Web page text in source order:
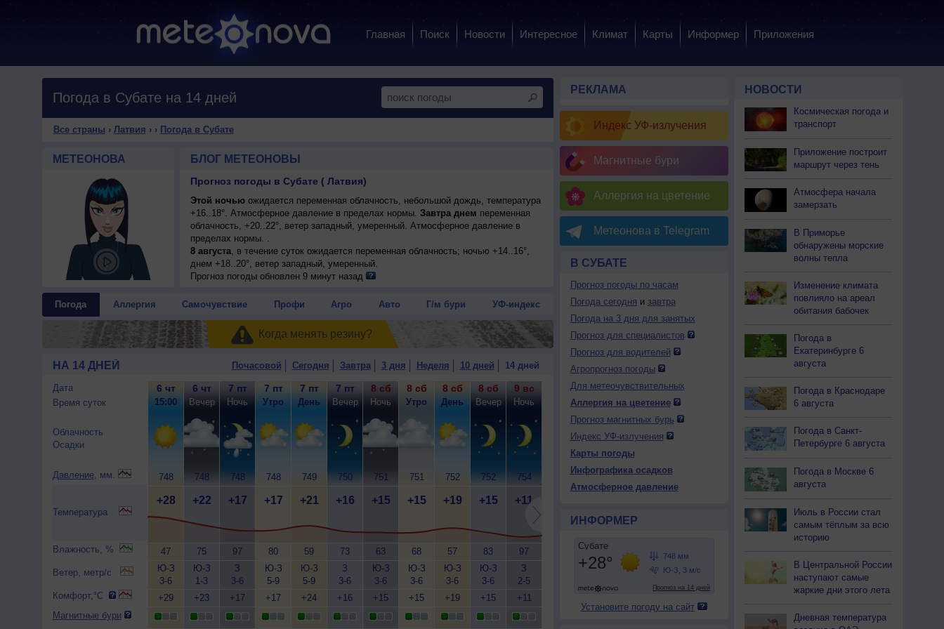
Главная Поиск Новости Интересное Климат Карты Информер Приложения
Погода в Субате на 14 дней
Все страны › Латвия › › Погода в Субате
МЕТЕОНОВА БЛОГ МЕТЕОНОВЫ
Прогноз погоды в Субате ( Латвия)
Этой ночьюожидается переменная облачность, небольшой дождь, температура
+16..18°. Атмосферное давление в пределах нормы. Завтра днем переменная
облачность, +20..22°, ветер западный, умеренный. Атмосферное давление в
пределах нормы. .
8 августа, в течение суток ожидается переменная облачность; ночью +14..16°,
днем +18..20°, ветер западный, умеренный.
Прогноз погоды обновлен 9 минут назад
Погода Аллергия Самочувствие Профи Агро Авто Г/м бури УФ-индекс
Когда менять резинy?
НА 14 ДНЕЙ Почасовой Сегодня Завтра 3 дня Неделя 10 дней 14 дней
Дата
Время суток
Облачность
Осадки
Давление, мм.
Температура
Влажность, %
Ветер, метр/с
Комфорт,°C
Магнитные бури
6 чт
15:00
748
+28
47
Ю-З
3-6
+29
6 чт
Вечер
748
+22
75
Ю-З
1-3
+23
7 пт
Ночь
748
+17
97
З
3-6
+17
7 пт
Утро
748
+17
80
Ю-З
5-9
+17
7 пт
День
749
+21
59
Ю-З
5-9
+24
7 пт
Вечер
750
+16
73
З
3-6
+16
8 сб
Ночь
751
+15
63
Ю-З
3-6
+15
8 сб
Утро
751
+15
68
Ю-З
3-6
+15
8 сб
День
752
+19
57
Ю-З
3-6
+19
8 сб
Вечер
752
+15
83
Ю-З
3-6
+15
9 вс
Ночь
754
+11
97
З
2-5
+11
9 вс
День
754
47
Ю-З
9 вс
Вечер
754
76
Ю
10 пн
Ночь
754
94
Ю
Ю
10 пн
День
10 пн
Вечер
749
Ю
3-6
11 вт
Ночь
748
Ю-З
3-6
+16
11 вт
750
Ю-З
3-6
11 вт
З
РЕКЛАМА
Индекс УФ-излучения
Магнитные бури
Аллергия на цветение
Метеонова в Telegram
В СУБАТЕ
Прогноз погоды по часам
Погода сегодня и завтра
Погода на 3 дня для занятых
Прогноз для специалистов
Прогноз для водителей
Агропрогноз погоды
Для метеочувствительных
Аллергия на цветение
Прогноз магнитных бурь
Индекс УФ-излучения
Карты погоды
Инфографика осадков
Атмосферное давление
ИНФОРМЕР
Установите погоду на сайт
НОВОСТИ
Космическая погода и
транспорт
Приложение построит
маршрут через тень
Атмосфера начала
замерзать
В Приморье
обнаружены морские
волны тепла
Изменение климата
повлияло на ареал
обитания бабочек
Погода в
Екатеринбурге 6
августа
Погода в Краснодаре
6 августа
Погода в Санкт-
Петербурге 6 августа
Погода в Москве 6
августа
Июль в России стал
самым тёплым за всю
историю
В Центральной России
наступают самые
жаркие дни этого лета
Дневная температура